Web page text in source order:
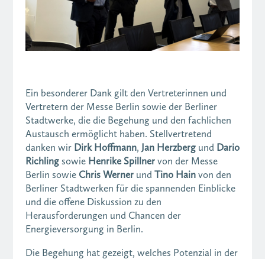
Ein besonderer Dank gilt den Vertreterinnen und
Vertretern der Messe Berlin sowie der Berliner
Stadtwerke, die die Begehung und den fachlichen
Austausch ermöglicht haben. Stellvertretend
danken wir Dirk Hoffmann, Jan Herzbergund Dario
Richlingsowie Henrike Spillnervon der Messe
Berlin sowie Chris Wernerund Tino Hainvon den
Berliner Stadtwerken für die spannenden Einblicke
und die offene Diskussion zu den
Herausforderungen und Chancen der
Energieversorgung in Berlin.
Die Begehung hat gezeigt, welches Potenzial in der